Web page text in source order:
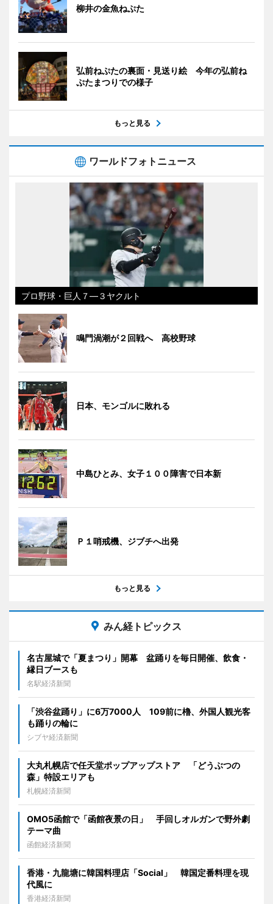
柳井の金魚ねぷた
弘前ねぷたの裏面・見送り絵 今年の弘前ね
ぷたまつりでの様子
もっと見る
ワールドフォトニュース
プロ野球・巨人７―３ヤクルト
鳴門渦潮が２回戦へ 高校野球
日本、モンゴルに敗れる
中島ひとみ、女子１００障害で日本新
Ｐ１哨戒機、ジブチへ出発
もっと見る
みん経トピックス
名古屋城で「夏まつり」開幕 盆踊りを毎日開催、飲食・
縁日ブースも
名駅経済新聞
「渋谷盆踊り」に6万7000人 109前に櫓、外国人観光客
も踊りの輪に
シブヤ経済新聞
大丸札幌店で任天堂ポップアップストア 「どうぶつの
森」特設エリアも
札幌経済新聞
OMO5函館で「函館夜景の日」 手回しオルガンで野外劇
テーマ曲
函館経済新聞
香港・九龍塘に韓国料理店「Social」 韓国定番料理を現
代風に
香港経済新聞